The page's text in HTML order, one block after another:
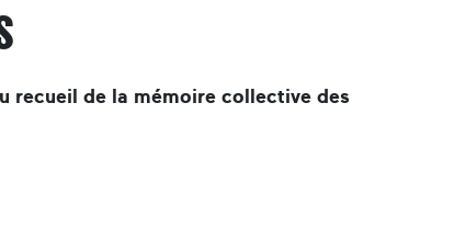
recueil de la mémoire collective des